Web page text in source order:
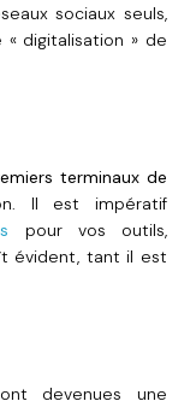
sociaux seuls,
digitalisation » de
terminaux de
Il est impératif
pour vos outils,
évident, tant il est
devenues une